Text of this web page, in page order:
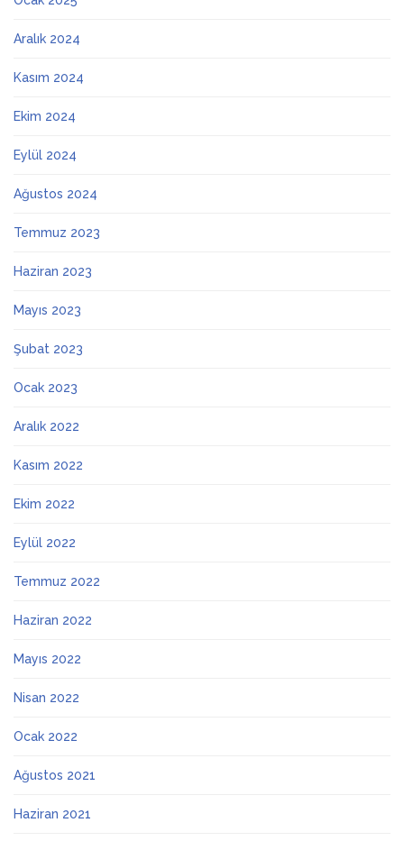
Aralık 2024
Kasım 2024
Ekim 2024
Eylül 2024
Ağustos 2024
Temmuz 2023
Haziran 2023
Mayıs 2023
Şubat 2023
Ocak 2023
Aralık 2022
Kasım 2022
Ekim 2022
Eylül 2022
Temmuz 2022
Haziran 2022
Mayıs 2022
Nisan 2022
Ocak 2022
Ağustos 2021
Haziran 2021